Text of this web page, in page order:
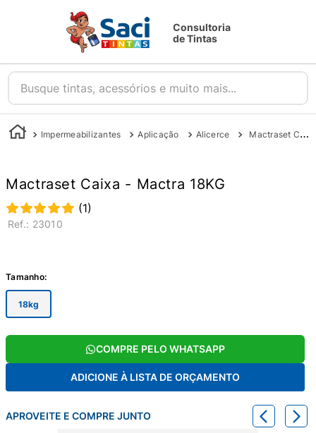
Consultoria
de Tintas
Busque tintas, acessórios e muito mais...
Impermeabilizantes Aplicação Alicerce Mactraset Caixa - Mactra 18kg
Mactraset Caixa - Mactra 18KG
(1)
: 23010
Tamanho:
18kg
COMPRE PELO WHATSAPP
ADICIONE À LISTA DE ORÇAMENTO
APROVEITE E COMPRE JUNTO